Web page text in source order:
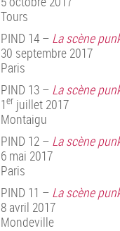
Tours
PIND 14 – La scène
30 septembre 2017
Paris
PIND 13 – La scène
1er juillet 2017
Montaigu
PIND 12 – La scène
6 mai 2017
Paris
PIND 11 – La scène
8 avril 2017
Mondeville